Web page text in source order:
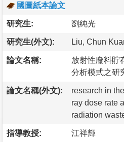
國圖紙本論文
研究生: 劉純光
研究生(外文): Liu, Chun
論文名稱:
放射性廢料貯
分析模式之研
論文名稱(外文):
research in
ray dose rate
radiation
指導教授: 江祥輝